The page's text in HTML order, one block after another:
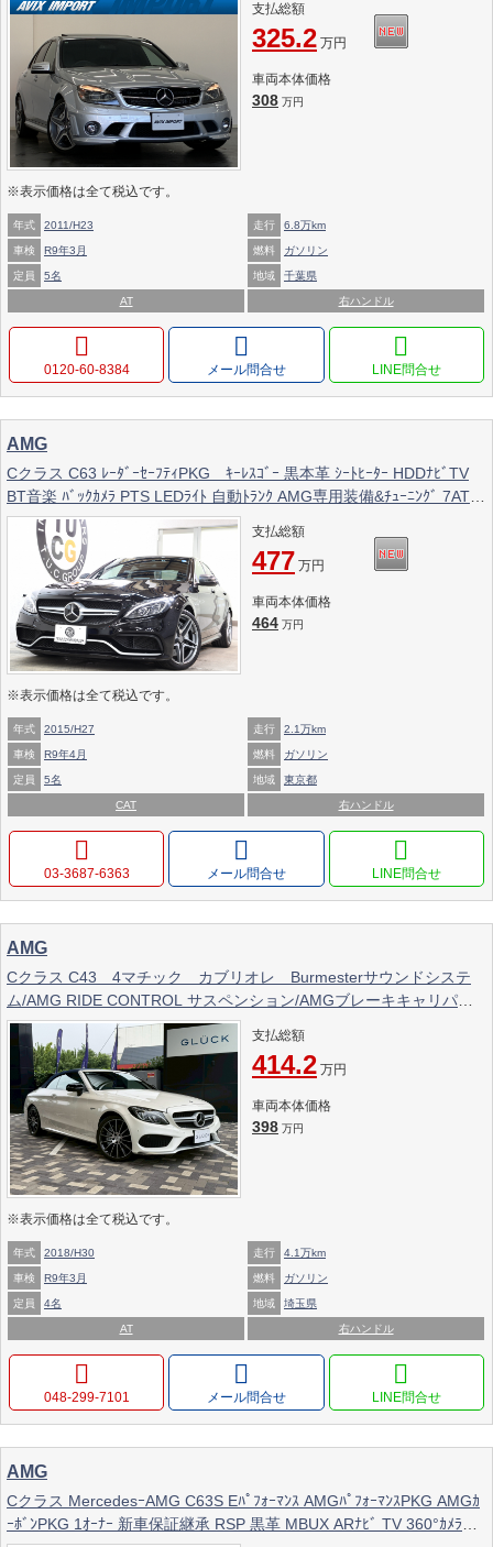
支払総額
325.2 万円
車両本体価格
308 万円
※表示価格は全て税込です。
年式 2011/H23 走行 6.8万km
車検 R9年3月 燃料 ガソリン
定員 5名 地域 千葉県
AT 右ハンドル
0120-60-8384 メール問合せ
AMG
Cクラス C63 ﾚｰﾀﾞｰｾｰﾌﾃｨPKG ｷｰﾚｽｺﾞｰ 黒本革 ｼｰﾄﾋｰﾀｰ HDDﾅﾋﾞTV
BT音楽 ﾊﾞｯｸｶﾒﾗ PTS LEDﾗｲﾄ 自動ﾄﾗﾝｸ AMG専用装備&ﾁｭｰﾆﾝｸﾞ 7AT
2年保証
支払総額
477 万円
車両本体価格
464 万円
※表示価格は全て税込です。
年式 2015/H27 走行 2.1万km
車検 R9年4月 燃料 ガソリン
定員 5名 地域 東京都
CAT 右ハンドル
03-3687-6363 メール問合せ
AMG
Cクラス C43 4マチック カブリオレ Burmesterサウンドシステ
ム/AMG RIDE CONTROL サスペンション/AMGブレーキキャリパ
ー/19インチAMGアルミホイール/エアスカーフ/シートヒーター＆ベ
ンチレーション/マルチビームLEDヘッドライト
支払総額
414.2 万円
車両本体価格
398 万円
※表示価格は全て税込です。
年式 2018/H30 走行 4.1万km
車検 R9年3月 燃料 ガソリン
定員 4名 地域 埼玉県
AT 右ハンドル
048-299-7101 メール問合せ
AMG
Cクラス MercedesｰAMG C63S Eﾊﾟﾌｫｰﾏﾝｽ AMGﾊﾟﾌｫｰﾏﾝｽPKG AMGｶ
ｰﾎﾞﾝPKG 1ｵｰﾅｰ 新車保証継承 RSP 黒革 MBUX ARﾅﾋﾞ TV 360°ｶﾒﾗ